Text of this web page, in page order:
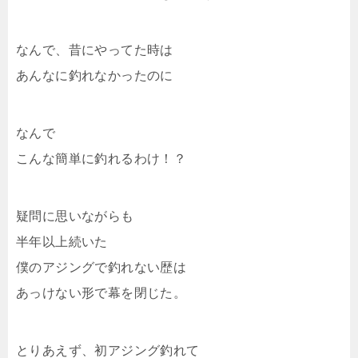
なんで、昔にやってた時は
あんなに釣れなかったのに
なんで
こんな簡単に釣れるわけ！？
疑問に思いながらも
半年以上続いた
僕のアジングで釣れない歴は
あっけない形で幕を閉じた。
とりあえず、初アジング釣れて